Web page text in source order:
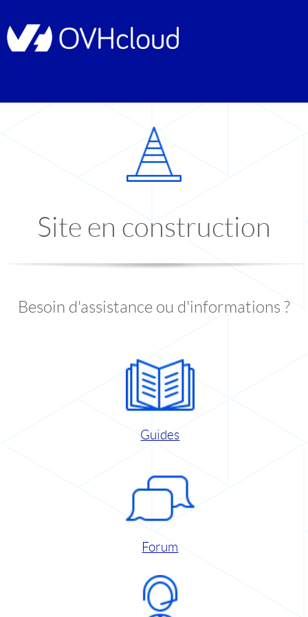
Site en construction
Besoin d'assistance ou d'informations ?
Guides
Forum